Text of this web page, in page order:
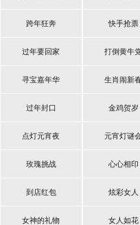
跨年狂奔 快手抢票
过年要回家 打倒黄牛
寻宝嘉年华 生肖闹新
过年封口 金鸡贺岁
点灯元宵夜 元宵灯谜
玫瑰挑战 心心相印
到店红包 炫彩女人
女神的礼物 女人如花